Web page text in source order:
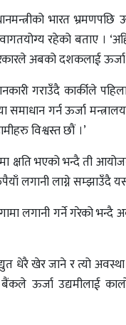
भारत
रहेको बताए ।
अबको दशकलाई
गराउँदै कार्कीले
समाधान गर्न ऊर्जा
विश्वस्त छौं ।’
क्षति भएको भन्दै ती
लगानी लाग्ने सम्झाउँदै
लगानी गर्ने गरेको भन्दै
धेरै खेर जाने र त्यो
ऊर्जा उद्यमीलाई